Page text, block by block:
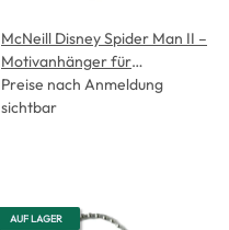
McNeill Disney Spider Man II –
Motivanhänger für
Schulranzen und Schlüssel
Preise nach Anmeldung
sichtbar
AUF LAGER